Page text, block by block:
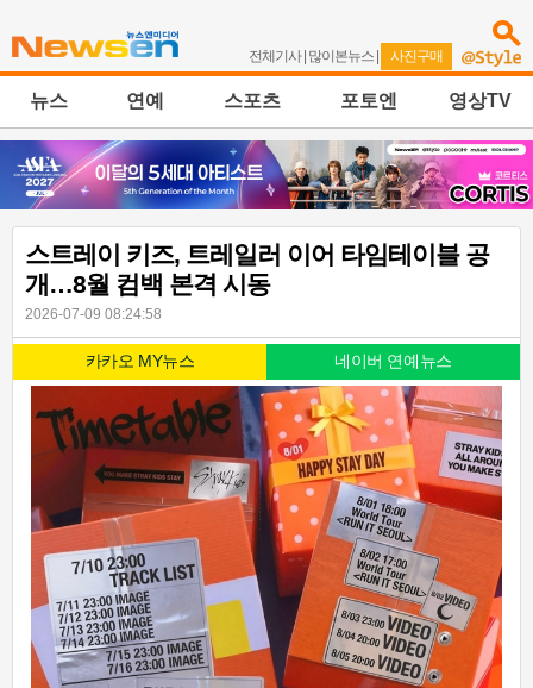
전체기사| 많이본뉴스 | 사진구매
뉴스 연예 스포츠 포토엔 영상TV
스트레이 키즈, 트레일러 이어 타임테이블 공
개…8월 컴백 본격 시동
2026-07-09 08:24:58
카카오 MY뉴스 네이버 연예뉴스